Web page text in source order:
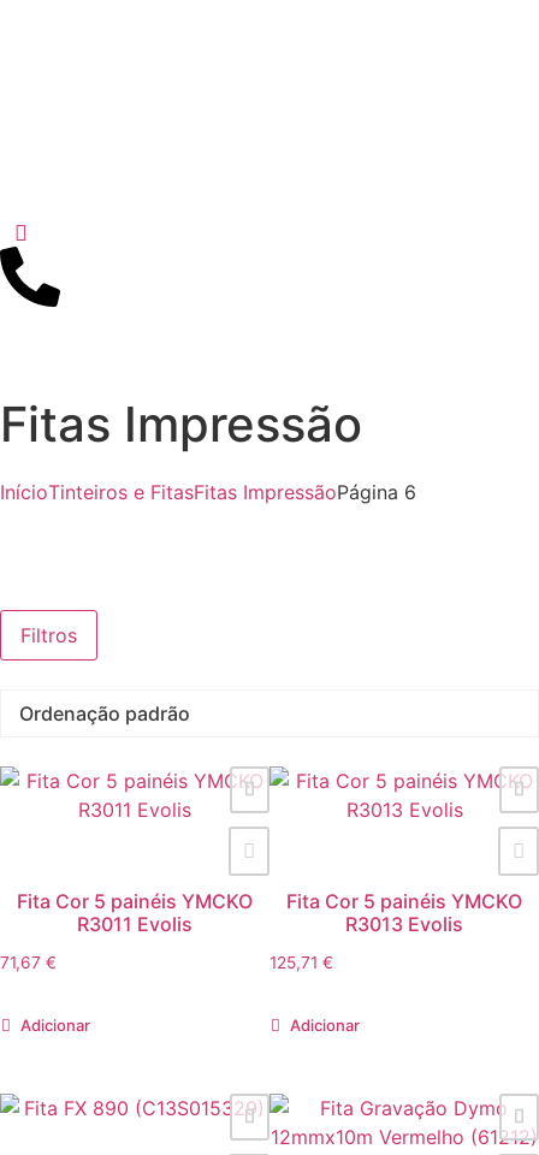
Fitas Impressão
InícioTinteiros e FitasFitas ImpressãoPágina 6
Filtros
Fita Cor 5 painéis YMCKO
R3011 Evolis
71,67 €
Adicionar
Fita Cor 5 painéis YMCKO
R3013 Evolis
125,71 €
Adicionar